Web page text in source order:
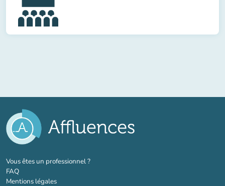
Vous êtes un professionnel ?(nouvel onglet)
FAQ
Mentions légales